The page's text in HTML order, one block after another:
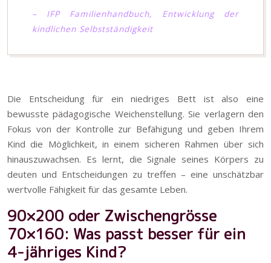
– IFP Familienhandbuch, Entwicklung der
kindlichen Selbstständigkeit
Die Entscheidung für ein niedriges Bett ist also eine
bewusste pädagogische Weichenstellung. Sie verlagern den
Fokus von der Kontrolle zur Befähigung und geben Ihrem
Kind die Möglichkeit, in einem sicheren Rahmen über sich
hinauszuwachsen. Es lernt, die Signale seines Körpers zu
deuten und Entscheidungen zu treffen – eine unschätzbar
wertvolle Fähigkeit für das gesamte Leben.
90×200 oder Zwischengrösse
70×160: Was passt besser für ein
4-jähriges Kind?